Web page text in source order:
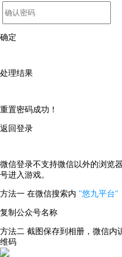
确定
处理结果
重置密码成功！
返回登录
微信登录不支持微信以外的浏览
号进入游戏。
方法一 在微信搜索内 "悠九平台"
复制公众号名称
方法二 截图保存到相册，微信内
维码